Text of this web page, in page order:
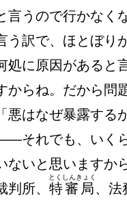
言うので行かなく
う訳で、ほとぼり
処に原因があると
からね。だから問
「悪はなぜ暴露す
それでも、いく
ないと思いますか
判所、 特審局
とくしんきょく
、